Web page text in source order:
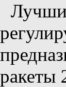
ракеты